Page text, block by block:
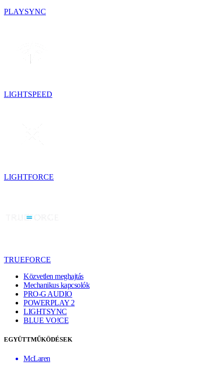
PLAYSYNC
LIGHTSPEED
LIGHTFORCE
TRUEFORCE
Közvetlen meghajtás
Mechanikus kapcsolók
PRO-G AUDIO
POWERPLAY 2
LIGHTSYNC
BLUE VO!CE
EGYÜTTMŰKÖDÉSEK
McLaren